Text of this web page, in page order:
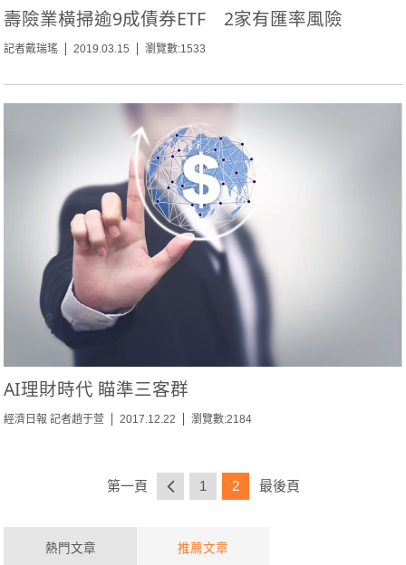
壽險業橫掃逾9成債券ETF 2家有匯率風險
記者戴瑞瑤 2019.03.15 瀏覽數:1533
AI理財時代 瞄準三客群
經濟日報 記者趙于萱 2017.12.22 瀏覽數:2184
第一頁 1 2 最後頁
熱門文章 推薦文章